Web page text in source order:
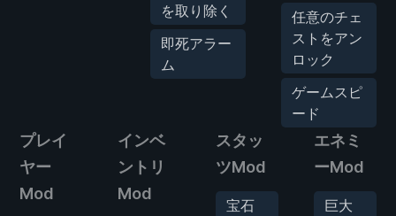
を取り除く
即死アラー
ム
任意のチェ
ストをアン
ロック
ゲームスピ
ード
プレイ
ヤー
Mod
インベ
ントリ
Mod
スタッ
ツMod
宝石
エネミ
ーMod
巨大